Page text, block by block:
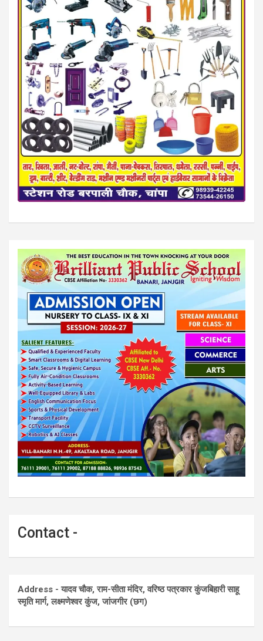
Contact -
Address - यादव चौक, राम-सीता मंदिर, वरिष्ठ पत्रकार कुंजबिहारी साहू
स्मृति मार्ग, लक्ष्मणेश्वर कुंज, जांजगीर (छग)